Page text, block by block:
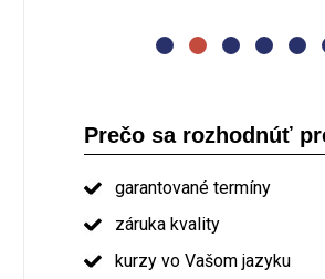
Prečo sa rozhodnúť
garantované termíny
záruka kvality
kurzy vo Vašom jazyku